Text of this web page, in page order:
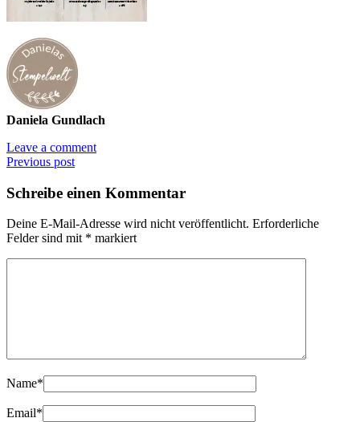
Daniela Gundlach
Leave a comment
Previous post
Schreibe einen Kommentar
Deine E-Mail-Adresse wird nicht veröffentlicht. Erforderliche
Felder sind mit * markiert
Name*
Email*